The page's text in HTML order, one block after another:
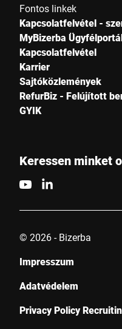
Fontos linkek
Kapcsolatfelvétel -
MyBizerba
Kapcsolatfelvétel
Karrier
Sajtóközlemények
RefurBiz - Felújított
GYIK
Keressen minket
© 2026 - Bizerba
Impresszum
Adatvédelem
Privacy Policy